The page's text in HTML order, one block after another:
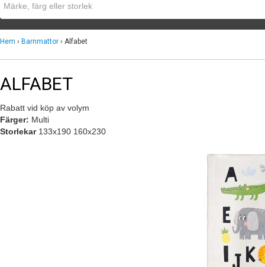
Hem › Barnmattor › Alfabet
ALFABET
Rabatt vid köp av volym
Färger: Multi
Storlekar133x190 160x230